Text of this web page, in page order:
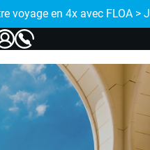
voyage en 4x avec FLOA >